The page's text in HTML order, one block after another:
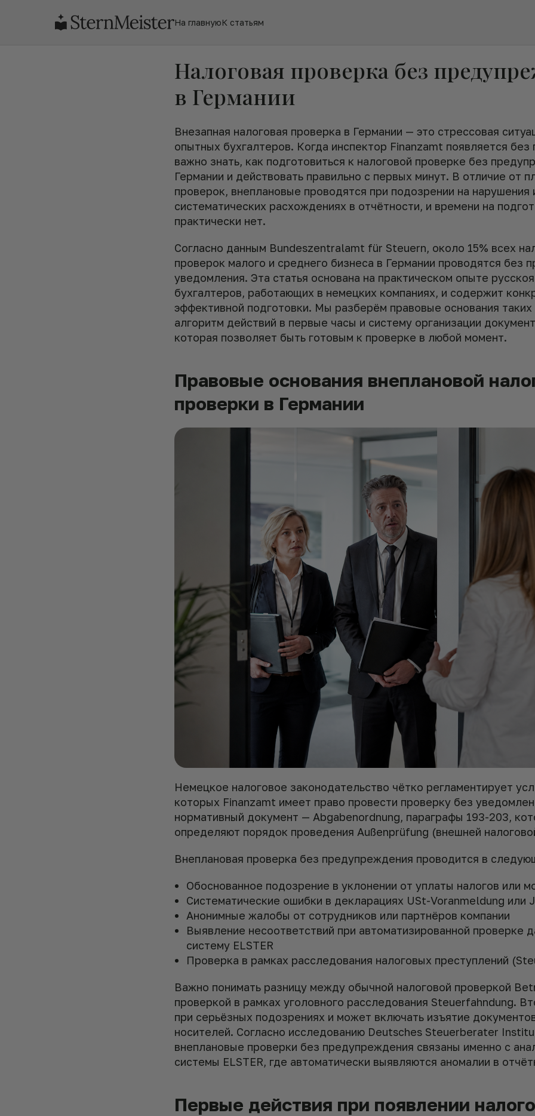
На главнуюК статьям
Налоговая проверка без
в Германии
Внезапная налоговая проверка в Германии — это стрессовая
опытных бухгалтеров. Когда инспектор Finanzamt появляется
важно знать, как подготовиться к налоговой проверке без
Германии и действовать правильно с первых минут. В отличие от
проверок, внеплановые проводятся при подозрении на нарушения
систематических расхождениях в отчётности, и времени на
практически нет.
Согласно данным Bundeszentralamt für Steuern, около 15% всех
проверок малого и среднего бизнеса в Германии проводятся без
уведомления. Эта статья основана на практическом опыте
бухгалтеров, работающих в немецких компаниях, и содержит
эффективной подготовки. Мы разберём правовые основания
алгоритм действий в первые часы и систему организации
которая позволяет быть готовым к проверке в любой момент.
Правовые основания внеплановой
проверки в Германии
Немецкое налоговое законодательство чётко регламентирует
которых Finanzamt имеет право провести проверку без
нормативный документ — Abgabenordnung, параграфы 193-203,
определяют порядок проведения Außenprüfung (внешней
Внеплановая проверка без предупреждения проводится в
Обоснованное подозрение в уклонении от уплаты налогов или
Систематические ошибки в декларациях USt-Voranmeldung или
Анонимные жалобы от сотрудников или партнёров компании
Выявление несоответствий при автоматизированной проверке
систему ELSTER
Проверка в рамках расследования налоговых преступлений
Важно понимать разницу между обычной налоговой проверкой
проверкой в рамках уголовного расследования Steuerfahndung.
при серьёзных подозрениях и может включать изъятие
носителей. Согласно исследованию Deutsches Steuerberater
внеплановые проверки без предупреждения связаны именно с
системы ELSTER, где автоматически выявляются аномалии в
Первые действия при появлении